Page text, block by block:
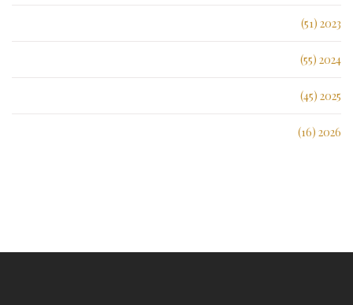
2023 (51)
2024 (55)
2025 (45)
2026 (16)